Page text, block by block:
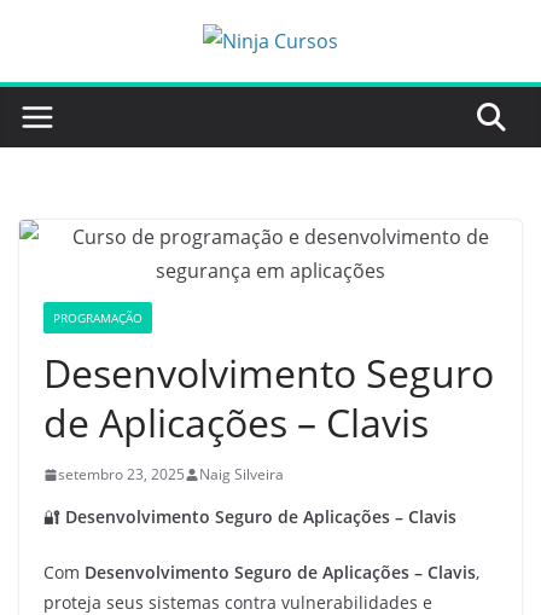
o
conteúdo
PROGRAMAÇÃO
Desenvolvimento Seguro
de Aplicações – Clavis
setembro 23, 2025 Naig Silveira
🔐 Desenvolvimento Seguro de Aplicações – Clavis
Com Desenvolvimento Seguro de Aplicações – Clavis,
proteja seus sistemas contra vulnerabilidades e